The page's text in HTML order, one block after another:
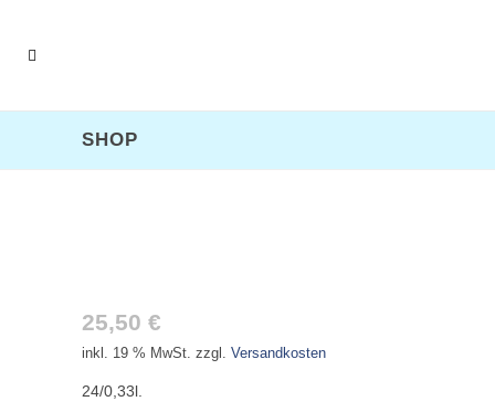
SHOP
25,50 €
inkl. 19 % MwSt. zzgl. Versandkosten
24/0,33l.